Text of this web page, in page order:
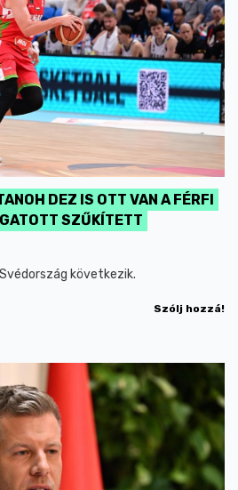
DEZ IS OTT VAN A FÉRFI
SZŰKÍTETT
következik.
Szólj hozzá!